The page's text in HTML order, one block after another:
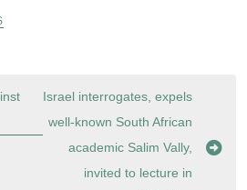
Israel interrogates, expels
well-known South African
academic Salim Vally,
invited to lecture in